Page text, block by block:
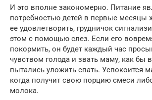
И это вполне закономерно. Питание
потребностью детей в первые месяцы
ее удовлетворить, грудничок
этом с помощью слез. Если его
покормить, он будет каждый час
чувством голода и звать маму, как бы
пытались уложить спать. Успокоится
когда получит свою порцию смеси
молока.